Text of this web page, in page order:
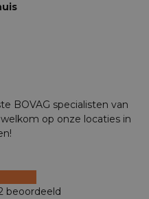
BOVAG specialisten van
op onze locaties in
beoordeeld